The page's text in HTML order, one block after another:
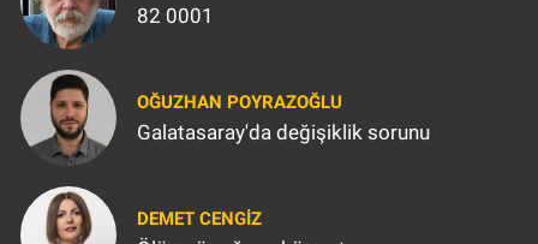
82 0001
OĞUZHAN POYRAZOĞLU
Galatasaray'da değişiklik sorunu
DEMET CENGIZ